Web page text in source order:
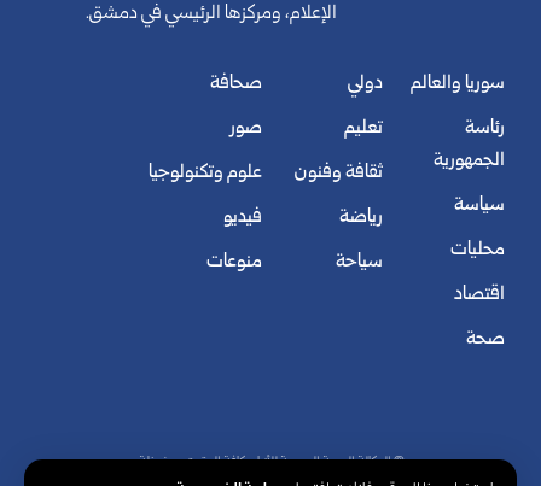
الإعلام، ومركزها الرئيسي في دمشق.
سوريا والعالم
رئاسة
الجمهورية
سياسة
محليات
اقتصاد
صحة
دولي
تعليم
ثقافة وفنون
رياضة
سياحة
صحافة
صور
علوم وتكنولوجيا
فيديو
منوعات
© الوكالة العربية السورية للأنباء. كافة الحقوق محفوظة.